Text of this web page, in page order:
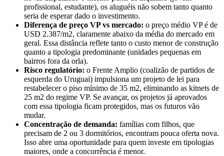
profissional, estudante), os aluguéis não sobem tanto quanto
seria de esperar dado o investimento.
Diferença de preço VP vs mercado: o preço médio VP é de
USD 2.387/m2, claramente abaixo da média do mercado em
geral. Essa distância reflete tanto o custo menor de construção
quanto a tipologia predominante (unidades pequenas em
bairros fora da orla).
Risco regulatório: o Frente Amplio (coalizão de partidos de
esquerda do Uruguai) impulsiona um projeto de lei para
restabelecer o piso mínimo de 35 m2, eliminando as kitnets de
25 m2 do regime VP. Se avançar, os projetos já aprovados
com essa tipologia ficam protegidos, mas os futuros vão
mudar.
Concentração de demanda: famílias com filhos, que
precisam de 2 ou 3 dormitórios, encontram pouca oferta nova.
Isso abre uma oportunidade para quem investe em tipologias
maiores, onde a concorrência é menor.